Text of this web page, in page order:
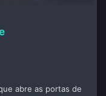
abre as portas de